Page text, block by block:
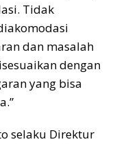
Tidak
dan masalah
dengan
yang bisa
selaku Direktur